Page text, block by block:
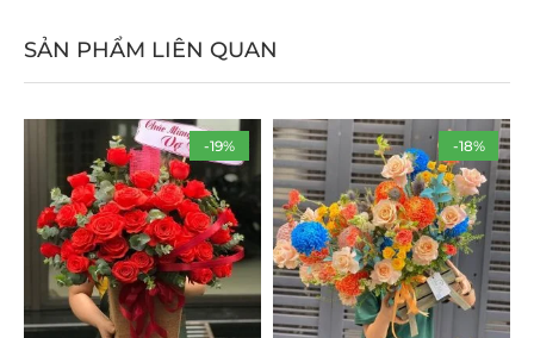
SẢN PHẨM LIÊN QUAN
-19% -18%